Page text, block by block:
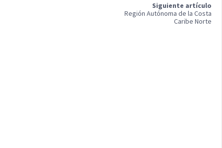
Siguiente artículo
Región Autónoma de la Costa
Caribe Norte